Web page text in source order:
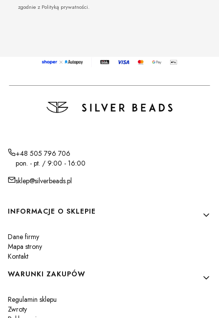
zgodnie z Polityką prywatności.
+48 505 796 706
pon. - pt. / 9:00 - 16:00
sklep@silverbeads.pl
Linki w stopce
INFORMACJE O SKLEPIE
Dane firmy
Mapa strony
Kontakt
WARUNKI ZAKUPÓW
Regulamin sklepu
Zwroty